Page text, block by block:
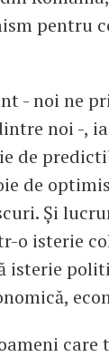
pentru
- noi ne
noi -,
de
de
Și
o isterie
isterie
care